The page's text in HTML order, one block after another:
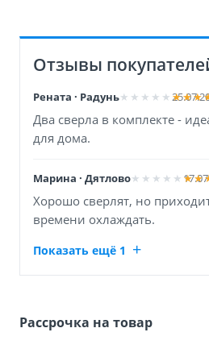
Отзывы
Рената · Радунь
Два сверла в комплекте -
для дома.
Марина · Дятлово
Хорошо сверлят, но
времени охлаждать.
Показать ещё 1
Рассрочка на товар